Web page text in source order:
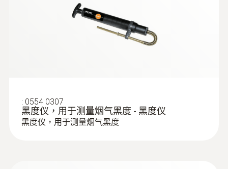
: 0554 0307
黑度仪，用于测量烟气黑度 - 黑度仪
黑度仪，用于测量烟气黑度